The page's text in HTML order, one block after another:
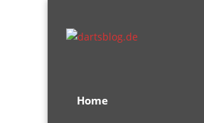
Home